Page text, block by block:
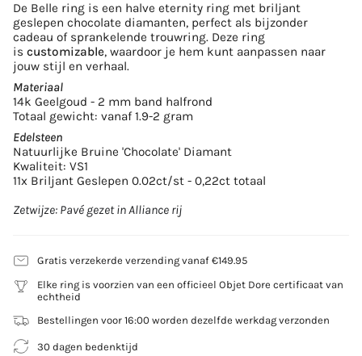
De Belle ring is een halve eternity ring met briljant
geslepen chocolate diamanten, perfect als bijzonder
cadeau of sprankelende trouwring. Deze ring
is customizable, waardoor je hem kunt aanpassen naar
jouw stijl en verhaal.
Materiaal
14k Geelgoud - 2 mm band halfrond
Totaal gewicht: vanaf 1.9-2 gram
Edelsteen
Natuurlijke Bruine 'Chocolate' Diamant
Kwaliteit: VS1
11x Briljant Geslepen 0.02ct/st - 0,22ct totaal
Zetwijze: Pavé gezet in Alliance rij
Gratis verzekerde verzending vanaf €149.95
Elke ring is voorzien van een officieel Objet Dore certificaat van
echtheid
Bestellingen voor 16:00 worden dezelfde werkdag verzonden
30 dagen bedenktijd